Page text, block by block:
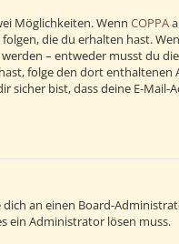
Möglichkeiten. Wenn COPPA
die du erhalten hast.
– entweder musst du
folge den dort enthaltenen
sicher bist, dass deine E-Mail-
an einen Board-
ein Administrator lösen muss.